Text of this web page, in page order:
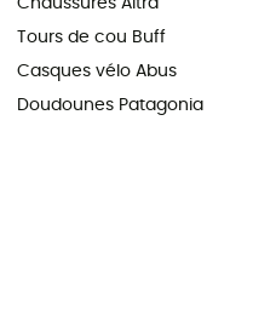
Chaussures Altra
Tours de cou Buff
Casques vélo Abus
Doudounes Patagonia